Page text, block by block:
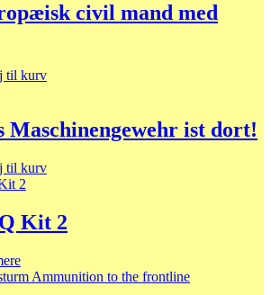
civil mand med
til kurv
Maschinengewehr ist dort!
til kurv
Kit 2